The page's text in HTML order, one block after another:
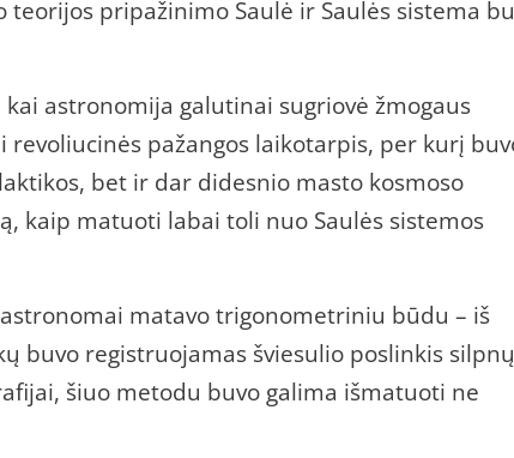
pripažinimo Saulė ir Saulės sistema
astronomija galutinai sugriovė žmogaus
revoliucinės pažangos laikotarpis, per kurį
bet ir dar didesnio masto kosmoso
kaip matuoti labai toli nuo Saulės sistemos
matavo trigonometriniu būdu – iš
buvo registruojamas šviesulio poslinkis silpnų
šiuo metodu buvo galima išmatuoti ne